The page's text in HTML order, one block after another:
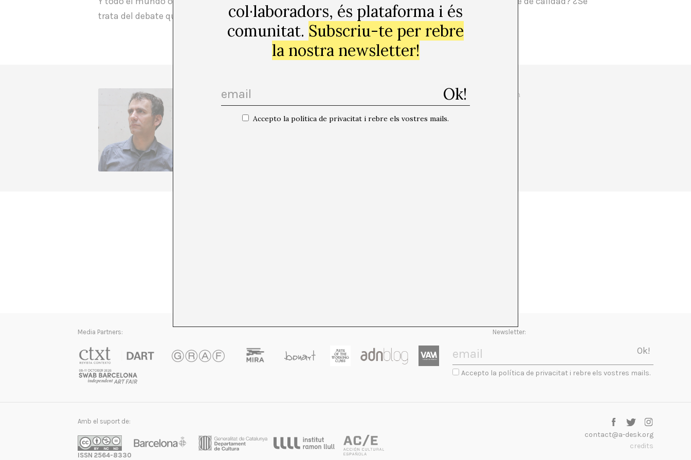
trata del debate que Anna Odell quería provocar? ¿Se puede provocar y controlar un debate?
Director d’Index Foundation a Estocolm, comissari d’exposicions i crític d’art. Sí, després de Judith
Butler es pot ser diverses coses al mateix temps. Pensa que les preguntes són importants i que, de
vegades, preguntar vol dir assenyalar.
Media Partners: Newsletter:
Accepto la política de privacitat i rebre els vostres mails.
Amb el suport de:
ISSN 2564-8330
contact@a-desk.org
credits
col·laboradors, és plataforma i és
comunitat. Subscriu-te per rebre
la nostra newsletter!
Accepto la política de privacitat i rebre els vostres mails.